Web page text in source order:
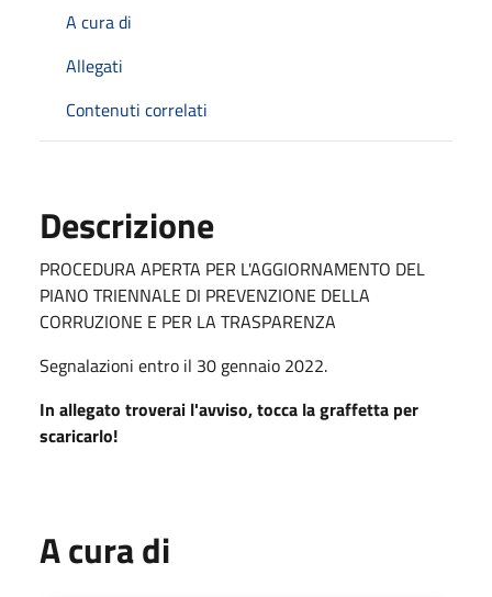
A cura di
Allegati
Contenuti correlati
Descrizione
PROCEDURA APERTA PER L'AGGIORNAMENTO DEL
PIANO TRIENNALE DI PREVENZIONE DELLA
CORRUZIONE E PER LA TRASPARENZA
Segnalazioni entro il 30 gennaio 2022.
In allegato troverai l'avviso, tocca la graffetta per
scaricarlo!
A cura di